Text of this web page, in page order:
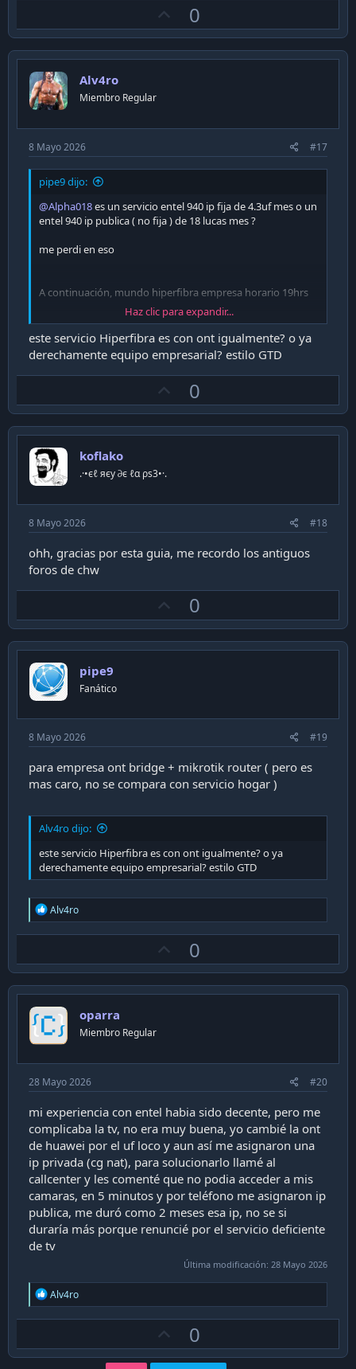
p
v
0
Alv4ro
Miembro Regular
8 Mayo 2026 #17
pipe9 dijo:
@Alpha018es un servicio entel 940 ip fija de 4.3uf mes o un
entel 940 ip publica ( no fija ) de 18 lucas mes ?
me perdi en eso
A continuación, mundo hiperfibra empresa horario 19hrs
Ver adjunto 47543
Ver adjunto 47544
Haz clic para expandir...
este servicio Hiperfibra es con ont igualmente? o ya
derechamente equipo empresarial? estilo GTD
p
v
0
koflako
.·•єℓ яєу ∂є ℓα ρѕ3•·.
8 Mayo 2026 #18
ohh, gracias por esta guia, me recordo los antiguos
foros de chw
p
v
0
pipe9
Fanático
8 Mayo 2026 #19
para empresa ont bridge + mikrotik router ( pero es
mas caro, no se compara con servicio hogar )
Alv4ro dijo:
este servicio Hiperfibra es con ont igualmente? o ya
derechamente equipo empresarial? estilo GTD
R
e
a
i
o
n
s
:
Alv4ro
p
v
0
oparra
Miembro Regular
28 Mayo 2026 #20
mi experiencia con entel habia sido decente, pero me
complicaba la tv, no era muy buena, yo cambié la ont
de huawei por el uf loco y aun así me asignaron una
ip privada (cg nat), para solucionarlo llamé al
callcenter y les comenté que no podia acceder a mis
camaras, en 5 minutos y por teléfono me asignaron ip
publica, me duró como 2 meses esa ip, no se si
duraría más porque renuncié por el servicio deficiente
de tv
Última modificación: 28 Mayo 2026
R
e
a
i
Alv4ro
p
0